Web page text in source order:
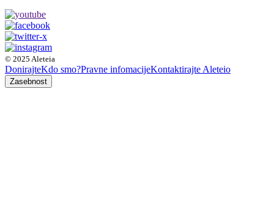
© 2025 Aleteia
DonirajteKdo smo?Pravne infomacijeKontaktirajte Aleteio
Zasebnost